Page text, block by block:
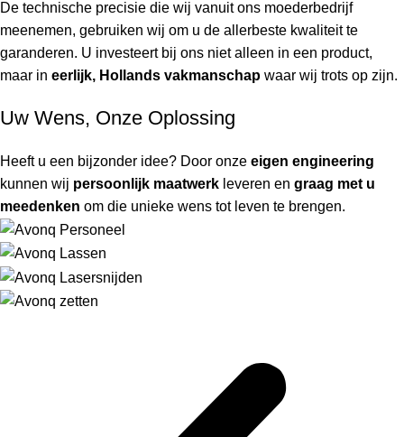
De technische precisie die wij vanuit ons moederbedrijf
meenemen, gebruiken wij om u de allerbeste kwaliteit te
garanderen. U investeert bij ons niet alleen in een product,
maar in eerlijk, Hollands vakmanschap waar wij trots op zijn.
Uw Wens, Onze Oplossing
Heeft u een bijzonder idee? Door onze eigen engineering
kunnen wij persoonlijk maatwerk leveren en graag met u
meedenken om die unieke wens tot leven te brengen.